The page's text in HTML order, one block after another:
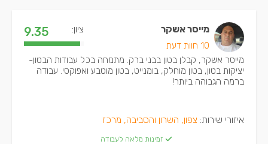
מייסר אשקר
10 חוות דעת
ציון: 9.35
מייסר אשקר, קבלן בטון בבני ברק. מתמחה בכל עבודות הבטון-
יציקות בטון, בטון מוחלק, בומנייט, בטון מוטבע ואפוקסי. עבודה
ברמה הגבוהה ביותר!
איזורי שירות: צפון, השרון והסביבה, מרכז
זמינות מלאה לעבודה